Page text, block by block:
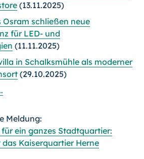
(13.11.2025)
schließen neue
für LED- und
(11.11.2025)
in Schalksmühle als moderner
(29.10.2025)
Meldung:
für ein ganzes Stadtquartier:
Kaiserquartier Herne